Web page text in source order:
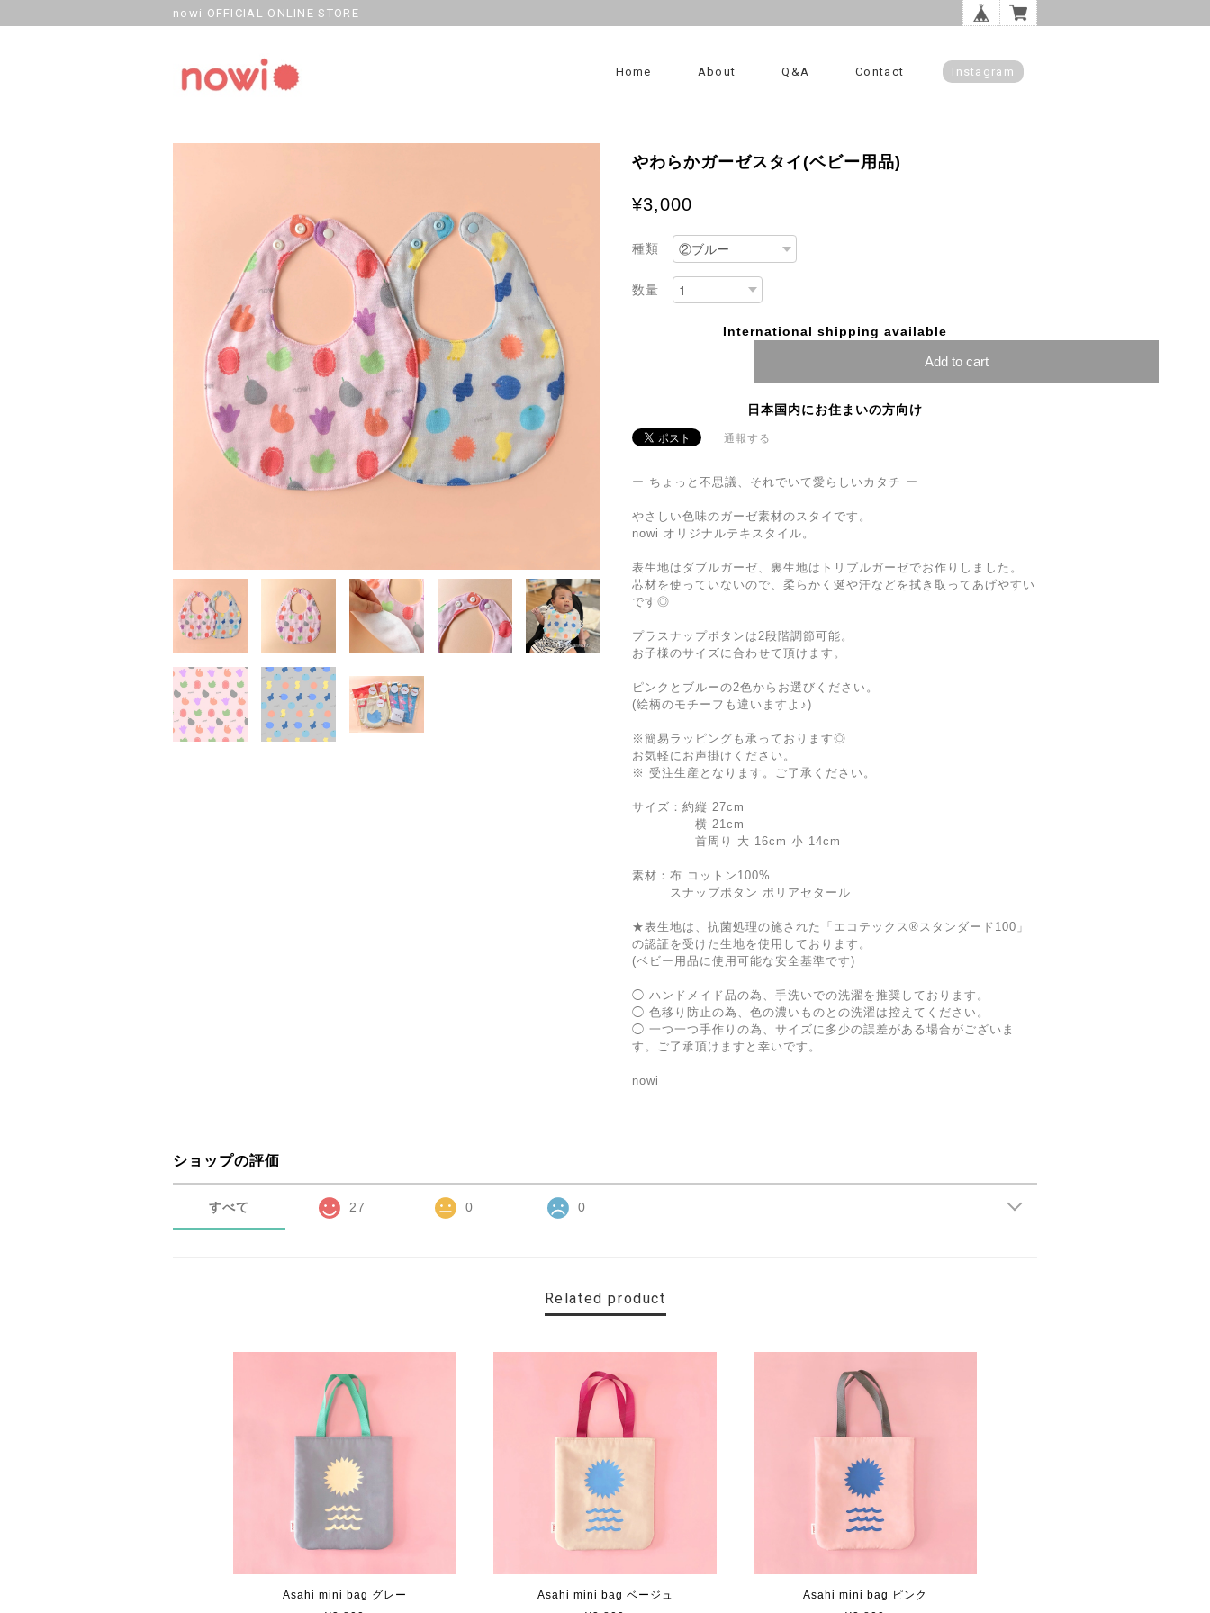
nowi OFFICIAL ONLINE STORE
Home About Q&A Contact Instagram
やわらかガーゼスタイ(ベビー用品)
¥3,000
種類
数量
International shipping available
Add to cart
日本国内にお住まいの方向け
通報する
ー ちょっと不思議、それでいて愛らしいカタチ ー
やさしい色味のガーゼ素材のスタイです。
nowi オリジナルテキスタイル。
表生地はダブルガーゼ、裏生地はトリプルガーゼでお作りしました。
芯材を使っていないので、柔らかく涎や汗などを拭き取ってあげやすい
です◎
プラスナップボタンは2段階調節可能。
お子様のサイズに合わせて頂けます。
ピンクとブルーの2色からお選びください。
(絵柄のモチーフも違いますよ♪)
※簡易ラッピングも承っております◎
お気軽にお声掛けください。
※ 受注生産となります。ご了承ください。
サイズ：約縦 27cm
横 21cm
首周り 大 16cm 小 14cm
素材：布 コットン100%
スナップボタン ポリアセタール
★表生地は、抗菌処理の施された「エコテックス®スタンダード100」
の認証を受けた生地を使用しております。
(ベビー用品に使用可能な安全基準です)
◯ ハンドメイド品の為、手洗いでの洗濯を推奨しております。
◯ 色移り防止の為、色の濃いものとの洗濯は控えてください。
◯ 一つ一つ手作りの為、サイズに多少の誤差がある場合がございま
す。ご了承頂けますと幸いです。
nowi
ショップの評価
すべて 27 0 0
Related product
Asahi mini bag グレー
Asahi mini bag ベージュ
Asahi mini bag ピンク